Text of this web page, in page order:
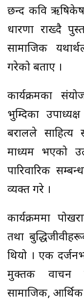
छन्द कवि ऋषिकेष
धारणा राख्दै
सामाजिक
गरेको बताए ।
कार्यक्रमका
भुम्दिका
बरालले
माध्यम भएको
पारिवारिक
व्यक्त गरे ।
कार्यक्रममा
तथा
थियो । एक
मुक्तक वाचन
सामाजिक,